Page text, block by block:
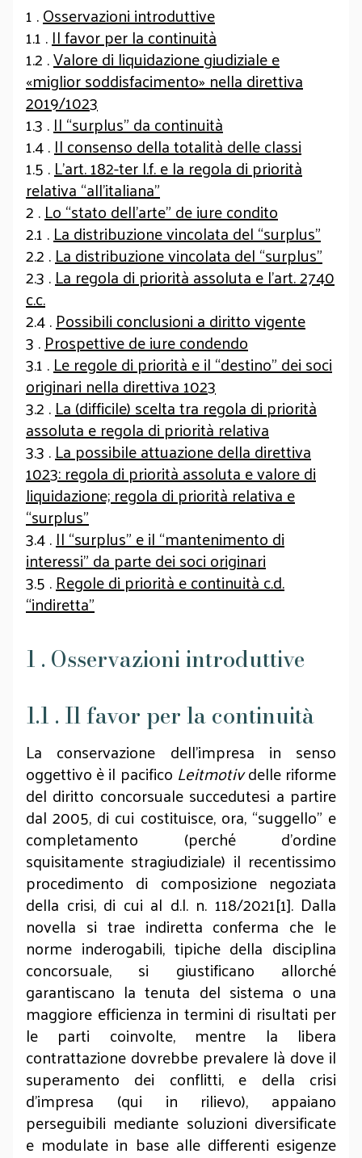
1 .Osservazioni introduttive
1.1 .Il favor per la continuità
1.2 .Valore di liquidazione giudiziale e
«miglior soddisfacimento» nella direttiva
2019/1023
1.3 .Il “surplus” da continuità
1.4 .Il consenso della totalità delle classi
1.5 .L’art. 182-ter l.f. e la regola di priorità
relativa “all’italiana”
2 .Lo “stato dell’arte” de iure condito
2.1 .La distribuzione vincolata del “surplus”
2.2 .La distribuzione vincolata del “surplus”
2.3 .La regola di priorità assoluta e l’art. 2740
c.c.
2.4 .Possibili conclusioni a diritto vigente
3 .Prospettive de iure condendo
3.1 .Le regole di priorità e il “destino” dei soci
originari nella direttiva 1023
3.2 .La (difficile) scelta tra regola di priorità
assoluta e regola di priorità relativa
3.3 .La possibile attuazione della direttiva
1023: regola di priorità assoluta e valore di
liquidazione; regola di priorità relativa e
“surplus”
3.4 .Il “surplus” e il “mantenimento di
interessi” da parte dei soci originari
3.5 .Regole di priorità e continuità c.d.
“indiretta”
1 . Osservazioni introduttive
1.1 . Il favor per la continuità
La conservazione dell’impresa in senso
oggettivo è il pacifico Leitmotivdelle riforme
del diritto concorsuale succedutesi a partire
dal 2005, di cui costituisce, ora, “suggello” e
completamento (perché d’ordine
squisitamente stragiudiziale) il recentissimo
procedimento di composizione negoziata
della crisi, di cui al d.l. n. 118/2021[1]. Dalla
novella si trae indiretta conferma che le
norme inderogabili, tipiche della disciplina
concorsuale, si giustificano allorché
garantiscano la tenuta del sistema o una
maggiore efficienza in termini di risultati per
le parti coinvolte, mentre la libera
contrattazione dovrebbe prevalere là dove il
superamento dei conflitti, e della crisi
d’impresa (qui in rilievo), appaiano
perseguibili mediante soluzioni diversificate
e modulate in base alle differenti esigenze